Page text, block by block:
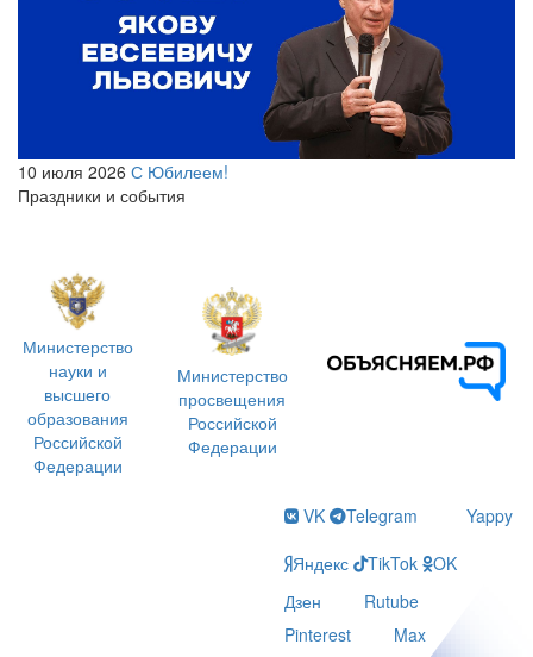
10 июля 2026 С Юбилеем!
Праздники и события
Министерство
науки и
высшего
образования
Российской
Федерации
Министерство
просвещения
Российской
Федерации
VK Telegram
Yappy
Яндекс
TikTok
OK
Дзен
Rutube
Pinterest
Max